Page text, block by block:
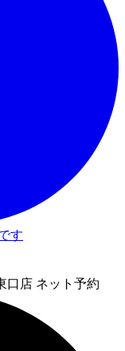
す
口店 ネット予約